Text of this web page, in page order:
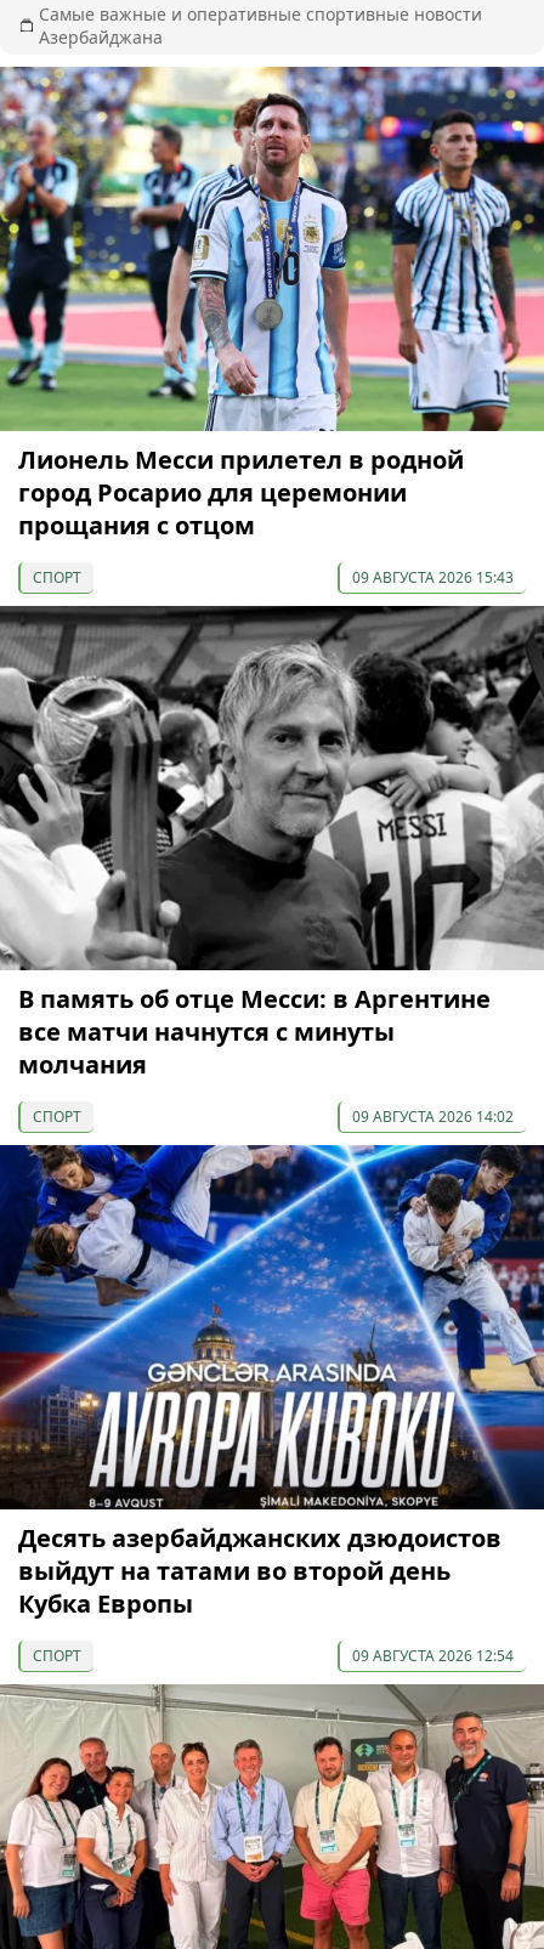
Самые важные и оперативные спортивные новости
Азербайджана
Лионель Месси прилетел в родной
город Росарио для церемонии
прощания с отцом
СПОРТ 09 АВГУСТА 2026 15:43
В память об отце Месси: в Аргентине
все матчи начнутся с минуты
молчания
СПОРТ 09 АВГУСТА 2026 14:02
Десять азербайджанских дзюдоистов
выйдут на татами во второй день
Кубка Европы
СПОРТ 09 АВГУСТА 2026 12:54